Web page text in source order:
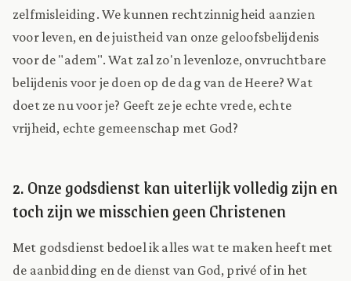
zelfmisleiding. We kunnen rechtzinnigheid aanzien
voor leven, en de juistheid van onze geloofsbelijdenis
voor de "adem". Wat zal zo'n levenloze, onvruchtbare
belijdenis voor je doen op de dag van de Heere? Wat
doet ze nu voor je? Geeft ze je echte vrede, echte
vrijheid, echte gemeenschap met God?
2. Onze godsdienst kan uiterlijk volledig zijn en
toch zijn we misschien geen Christenen
Met godsdienst bedoel ik alles wat te maken heeft met
de aanbidding en de dienst van God, privé of in het